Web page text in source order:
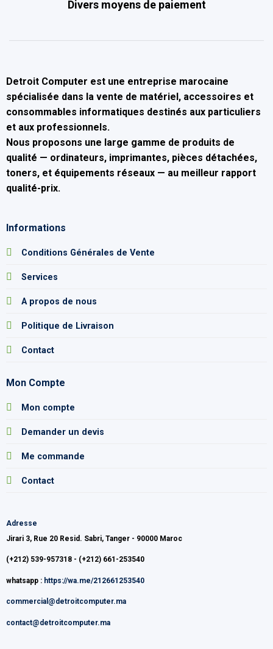
Divers moyens de paiement
Detroit Computer est une entreprise marocaine
spécialisée dans la vente de matériel, accessoires et
consommables informatiques destinés aux particuliers
et aux professionnels.
Nous proposons une large gamme de produits de
qualité — ordinateurs, imprimantes, pièces détachées,
toners, et équipements réseaux — au meilleur rapport
qualité-prix.
Informations
Conditions Générales de Vente
Services
A propos de nous
Politique de Livraison
Contact
Mon Compte
Mon compte
Demander un devis
Me commande
Contact
Adresse
Jirari 3, Rue 20 Resid. Sabri, Tanger - 90000 Maroc
(+212) 539-957318 - (+212) 661-253540
whatsapp : https://wa.me/212661253540
commercial@detroitcomputer.ma
contact@detroitcomputer.ma